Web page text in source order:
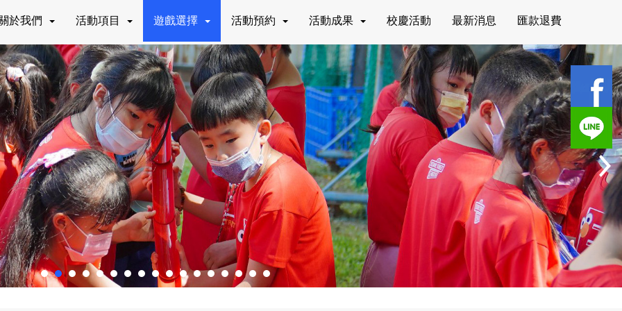
於我們 活動項目 遊戲選擇 活動預約 活動成果 校慶活動 最新消息 匯款退費